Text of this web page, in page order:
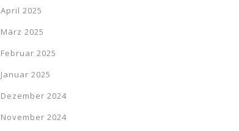
April 2025
März 2025
Februar 2025
Januar 2025
Dezember 2024
November 2024